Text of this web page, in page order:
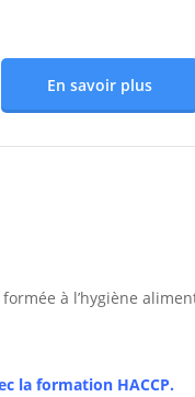
En savoir plus
à l’hygiène
la formation HACCP.